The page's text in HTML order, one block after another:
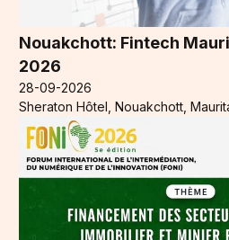
Nouakchott: Fintech
2026
28-09-2026
Sheraton Hôtel, Nouakchott,